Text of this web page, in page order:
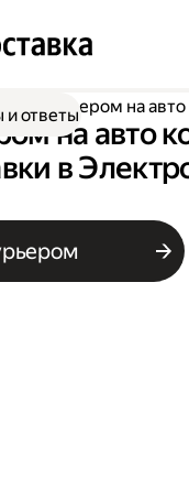
курьером на
на авто
в
и ответы